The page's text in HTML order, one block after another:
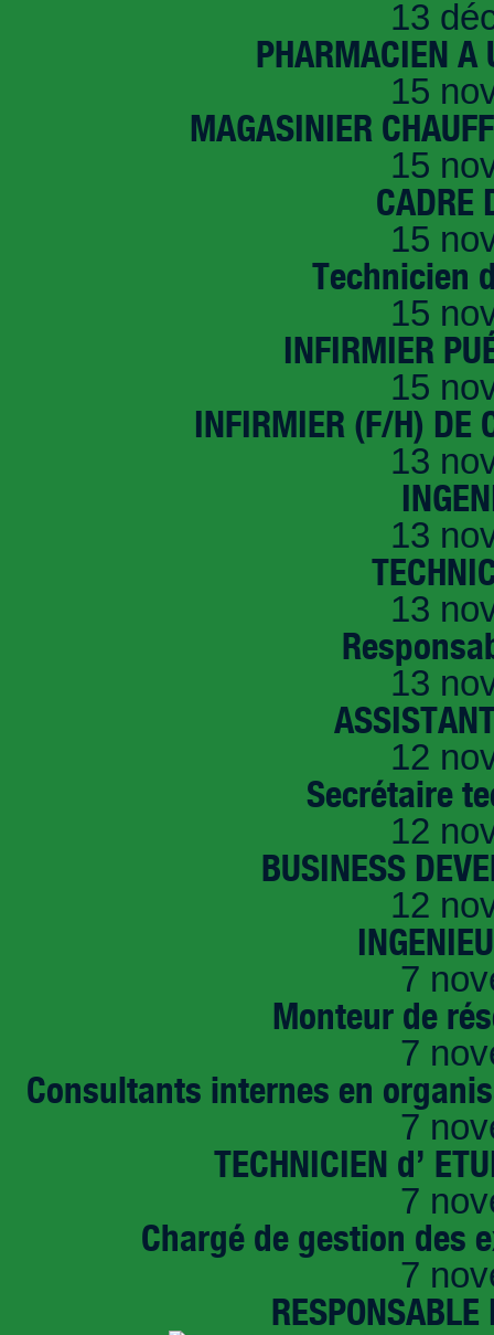
13
PHARMACIEN A
15
MAGASINIER
15
CADRE
15
Technicien
15
INFIRMIER
15
INFIRMIER (F/H) DE
13
13
13
13
12
Secrétaire
12
BUSINESS
12
7
Monteur de
7
Consultants internes en
7
TECHNICIEN d’
7
Chargé de gestion des
7